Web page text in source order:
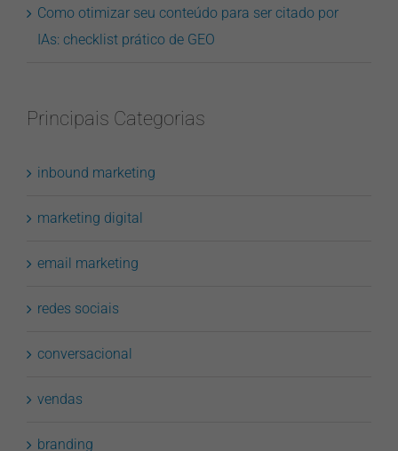
Como otimizar seu conteúdo para ser citado por
IAs: checklist prático de GEO
Principais Categorias
inbound marketing
marketing digital
email marketing
redes sociais
conversacional
vendas
branding